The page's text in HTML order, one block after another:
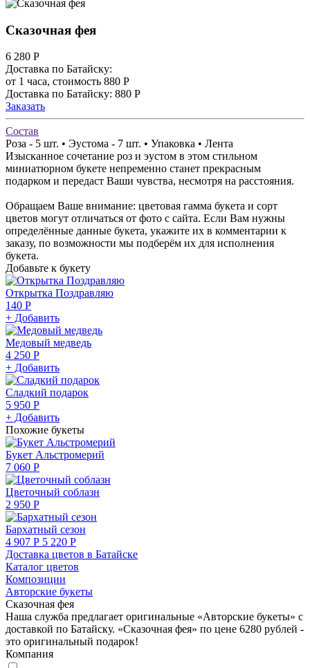
Сказочная фея
6 280 Р
Доставка по Батайску:
от 1 часа, стоимость 880 Р
Доставка по Батайску: 880 Р
Заказать
Состав
Роза - 5 шт. • Эустома - 7 шт. • Упаковка • Лента
Изысканное сочетание роз и эустом в этом стильном
миниатюрном букете непременно станет прекрасным
подарком и передаст Ваши чувства, несмотря на расстояния.
Обращаем Ваше внимание: цветовая гамма букета и сорт
цветов могут отличаться от фото с сайта. Если Вам нужны
определённые данные букета, укажите их в комментарии к
заказу, по возможности мы подберём их для исполнения
букета.
Добавьте к букету
Открытка Поздравляю
140 Р
+ Добавить
Медовый медведь
4 250 Р
+ Добавить
Сладкий подарок
5 950 Р
+ Добавить
Похожие букеты
Букет Альстромерий
7 060 Р
Цветочный соблазн
2 950 Р
Бархатный сезон
4 907 Р 5 220 Р
Доставка цветов в Батайске
Каталог цветов
Композиции
Авторские букеты
Сказочная фея
Наша служба предлагает оригинальные «Авторские букеты» с
доставкой по Батайску. «Сказочная фея» по цене 6280 рублей -
это оригинальный подарок!
Компания